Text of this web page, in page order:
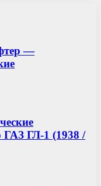
—
ГАЗ ГЛ-1 (1938 /